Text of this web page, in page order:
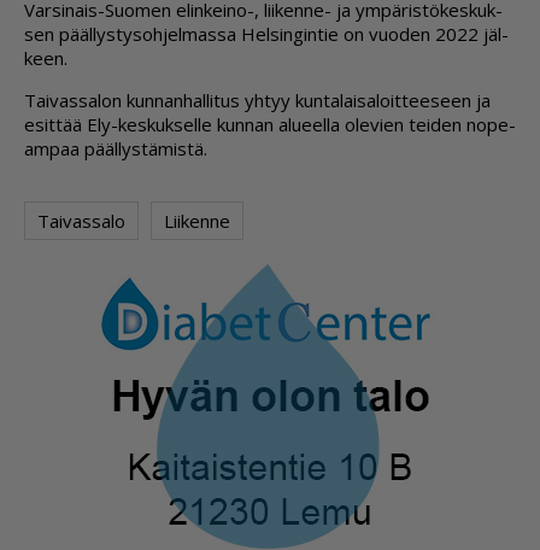
Var­si­nais-Suo­men elin­kei­no-, lii­ken­ne- ja ym­pä­ris­tö­kes­kuk­
sen pääl­lys­ty­soh­jel­mas­sa Hel­sin­gin­tie on vuo­den 2022 jäl­
keen.
Tai­vas­sa­lon kun­nan­hal­li­tus yh­tyy kun­ta­lai­sa­loit­tee­seen ja
esit­tää Ely-kes­kuk­sel­le kun­nan alu­eel­la ole­vien tei­den no­pe­
am­paa pääl­lys­tä­mis­tä.
Taivassalo Liikenne